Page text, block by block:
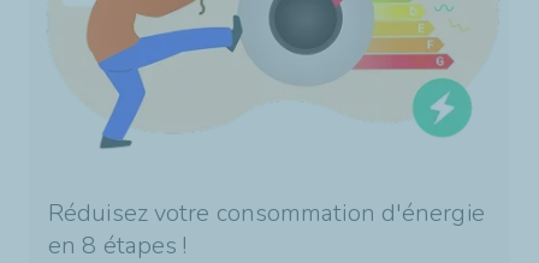
Réduisez votre consommation d'énergie
en 8 étapes !